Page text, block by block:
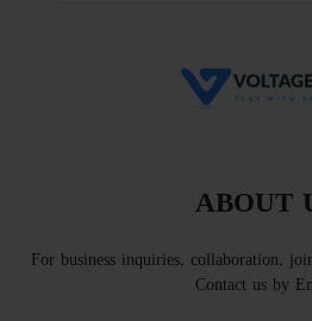
ABOUT
For business inquiries, collaboration,
Contact us by